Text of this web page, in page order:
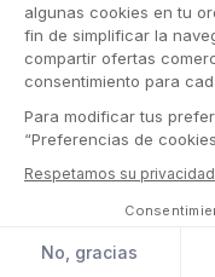
algunas cookies en tu
fin de simplificar la
compartir ofertas
consentimiento para
Para modificar tus
“Preferencias de
Respetamos su
No, gracias
del producto, las
emergentes, los
facturas que
periódicas. Por
un software de
varios de estos
Adaptación